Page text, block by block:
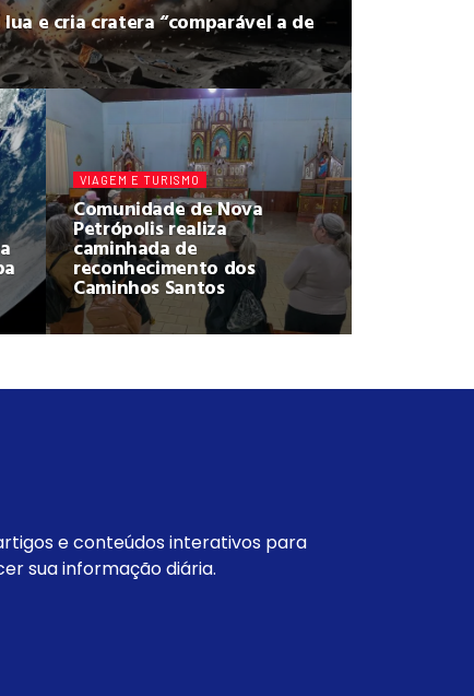
e cria cratera “comparável a de
VIAGEM E TURISMO
Comunidade de Nova
Petrópolis realiza
caminhada de
reconhecimento dos
Caminhos Santos
e conteúdos interativos para
sua informação diária.